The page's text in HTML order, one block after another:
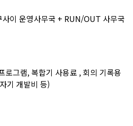
이 운영사무국 + RUN/OUT 사무국
로그램, 복합기 사용료 , 회의 기록용
기 개발비 등)